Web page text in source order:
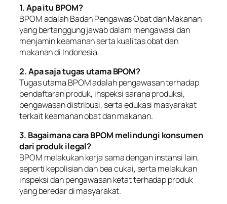
1. Apa itu BPOM?
BPOM adalah Badan Pengawas Obat dan Makanan
yang bertanggung jawab dalam mengawasi dan
menjamin keamanan serta kualitas obat dan
makanan di Indonesia.
2. Apa saja tugas utama BPOM?
Tugas utama BPOM adalah pengawasan terhadap
pendaftaran produk, inspeksi sarana produksi,
pengawasan distribusi, serta edukasi masyarakat
terkait keamanan obat dan makanan.
3. Bagaimana cara BPOM melindungi konsumen
dari produk ilegal?
BPOM melakukan kerja sama dengan instansi lain,
seperti kepolisian dan bea cukai, serta melakukan
inspeksi dan pengawasan ketat terhadap produk
yang beredar di masyarakat.